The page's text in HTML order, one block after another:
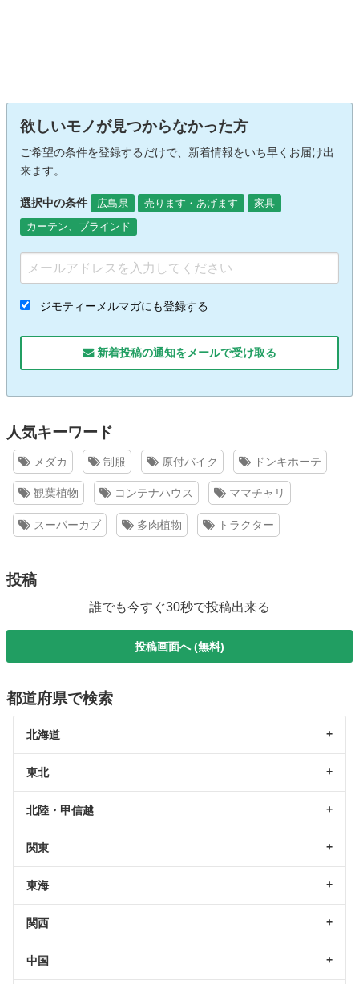
欲しいモノが見つからなかった方
ご希望の条件を登録するだけで、新着情報をいち早くお届け出
来ます。
選択中の条件 広島県 売ります・あげます
家具
カーテン、ブラインド
ジモティーメルマガにも登録する
新着投稿の通知をメールで受け取る
人気キーワード
メダカ 制服 原付バイク ドンキホーテ
観葉植物 コンテナハウス ママチャリ
スーパーカブ 多肉植物 トラクター
投稿
誰でも今すぐ30秒で投稿出来る
投稿画面へ (無料)
都道府県で検索
北海道
東北
北陸・甲信越
関東
東海
関西
中国